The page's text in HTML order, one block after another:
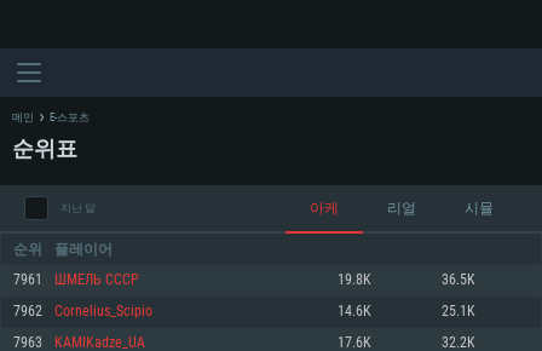
시스템 요구사항
메인 E-스포츠
순위표
지난 달 아케 리얼 시뮬
순위 플레이어
7961 ШМЕЛЬ СССР 19.8K 36.5K
7962 Cornelius_Scipio 14.6K 25.1K
7963 KAMIKadze_UA 17.6K 32.2K